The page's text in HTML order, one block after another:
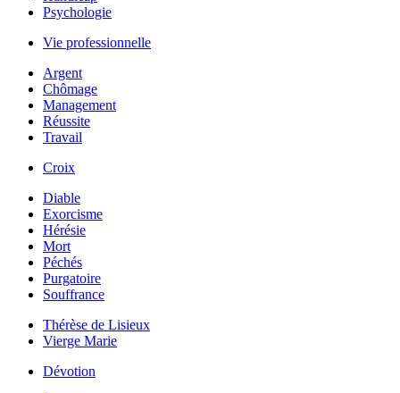
Psychologie
Vie professionnelle
Argent
Chômage
Management
Réussite
Travail
Croix
Diable
Exorcisme
Hérésie
Mort
Péchés
Purgatoire
Souffrance
Thérèse de Lisieux
Vierge Marie
Dévotion